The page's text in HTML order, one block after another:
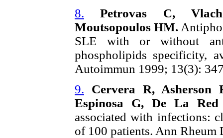
8.
Petrovas C,
Moutsopoulos HM.
SLE with or without
phospholipids specificity,
Autoimmun 1999; 13(3):
9. Cervera R, Asherson
Espinosa G, De La
associated with infections:
of 100 patients. Ann